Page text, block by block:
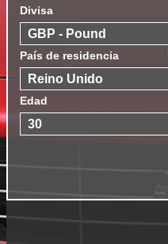
Divisa
País de residencia
Edad